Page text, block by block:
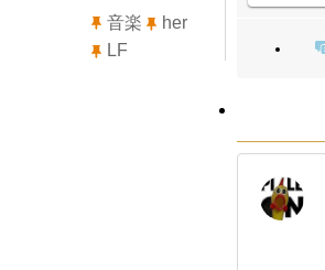
音楽
her
LF